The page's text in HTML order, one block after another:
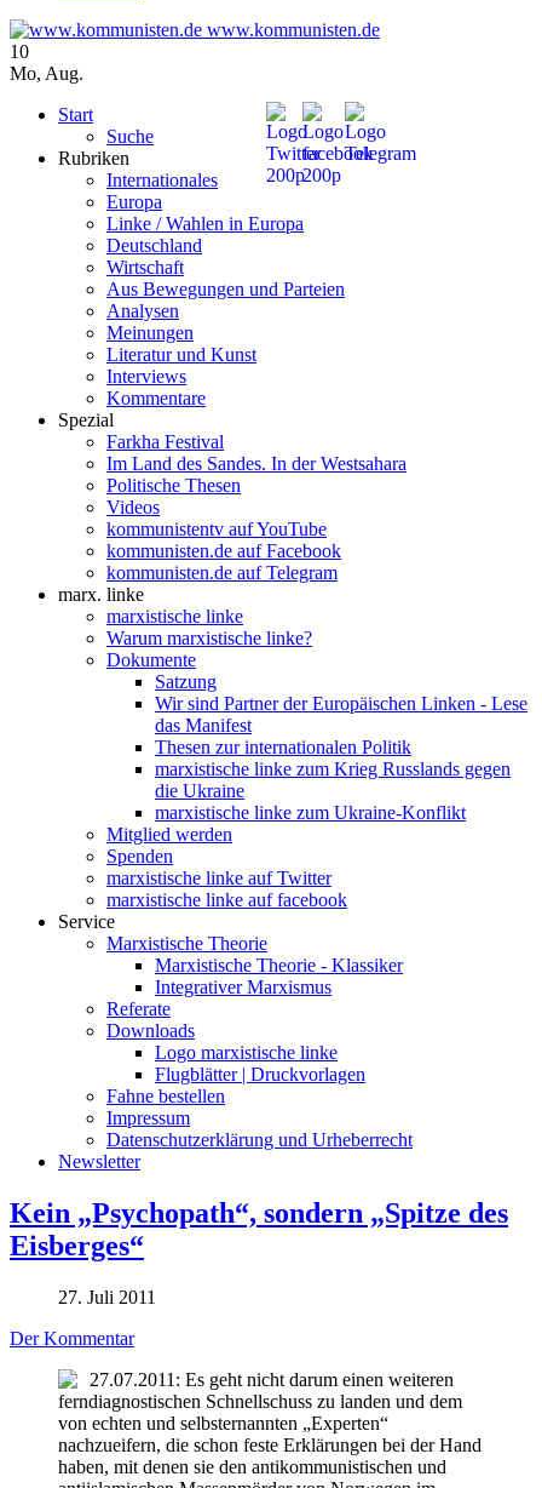
www.kommunisten.de
10
Mo, Aug.
Start
Suche
Rubriken
Internationales
Europa
Linke / Wahlen in Europa
Deutschland
Wirtschaft
Aus Bewegungen und Parteien
Analysen
Meinungen
Literatur und Kunst
Interviews
Kommentare
Spezial
Farkha Festival
Im Land des Sandes. In der Westsahara
Politische Thesen
Videos
kommunistentv auf YouTube
kommunisten.de auf Facebook
kommunisten.de auf Telegram
marx. linke
marxistische linke
Warum marxistische linke?
Dokumente
Satzung
Wir sind Partner der Europäischen Linken - Lese
das Manifest
Thesen zur internationalen Politik
marxistische linke zum Krieg Russlands gegen
die Ukraine
marxistische linke zum Ukraine-Konflikt
Mitglied werden
Spenden
marxistische linke auf Twitter
marxistische linke auf facebook
Service
Marxistische Theorie
Marxistische Theorie - Klassiker
Integrativer Marxismus
Referate
Downloads
Logo marxistische linke
Flugblätter | Druckvorlagen
Fahne bestellen
Impressum
Datenschutzerklärung und Urheberrecht
Newsletter
Kein „Psychopath“, sondern „Spitze des
Eisberges“
27. Juli 2011
Der Kommentar
27.07.2011: Es geht nicht darum einen weiteren
ferndiagnostischen Schnellschuss zu landen und dem
von echten und selbsternannten „Experten“
nachzueifern, die schon feste Erklärungen bei der Hand
haben, mit denen sie den antikommunistischen und